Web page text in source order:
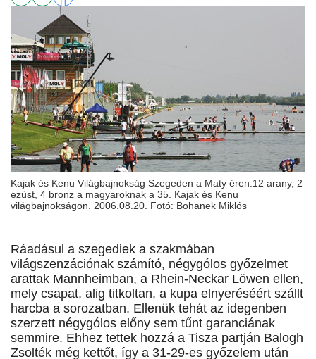
Kajak és Kenu Világbajnokság Szegeden a Maty éren.12 arany, 2
ezüst, 4 bronz a magyaroknak a 35. Kajak és Kenu
világbajnokságon. 2006.08.20. Fotó: Bohanek Miklós
Ráadásul a szegediek a szakmában
világszenzációnak számító, négygólos győzelmet
arattak Mannheimban, a Rhein-Neckar Löwen ellen,
mely csapat, alig titkoltan, a kupa elnyeréséért szállt
harcba a sorozatban. Ellenük tehát az idegenben
szerzett négygólos előny sem tűnt garanciának
semmire. Ehhez tettek hozzá a Tisza partján Balogh
Zsolték még kettőt, így a 31-29-es győzelem után